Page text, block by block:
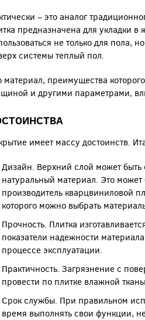
– это аналог
предназначена для укладки
не только для пола,
системы теплый пол.
материал, преимущества
и другими параметрами,
имеет массу достоинств.
Дизайн. Верхний слой может быть
натуральный материал. Это может
производитель кварцвиниловой
которого можно выбрать
Прочность. Плитка
показатели надежности
процессе эксплуатации.
Практичность. Загрязнение с
провести по плитке влажной
Срок службы. При правильном
время выполнять свои функции,